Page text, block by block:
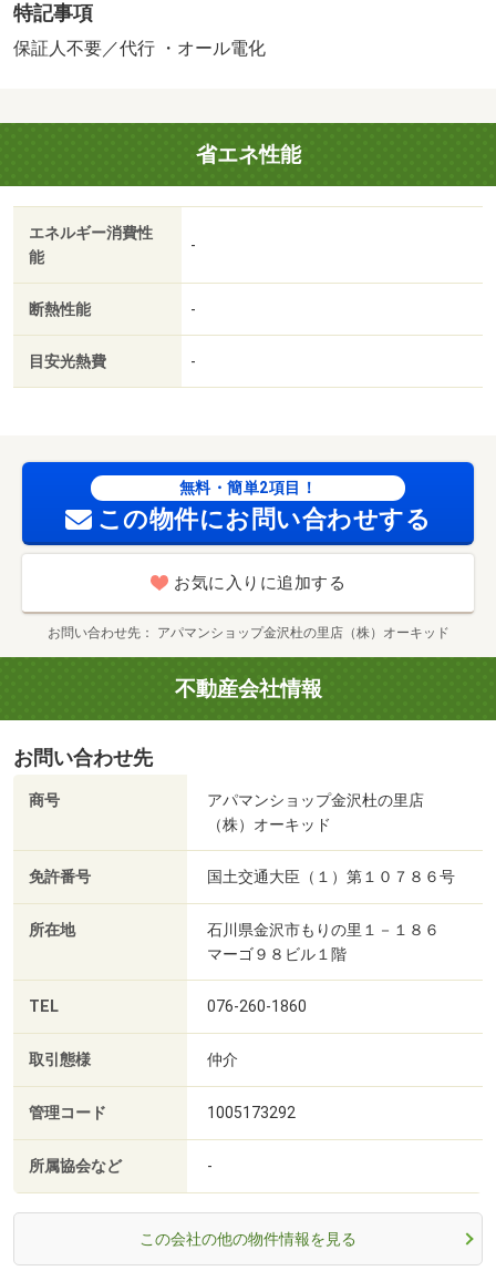
２，０００円がかかります。鍵セット費３，３００円（税
込）が必要となります。 保証会社：ハウスリーブ株式会
内洗濯置／シューズボックス／システムキッチン／追焚機
能浴室／温水洗浄便座／洗面所独立／駐輪場／対面式キッ
チン／防犯カメラ／ＩＨクッキングヒーター／照明付／ウ
ォークインクロゼット／保証人不要／敷金１ヶ月／オール
電化／物置／ネット使用料不要／築２年以内／２４時間換
気システム／複層ガラス／築３年以内／トイレ未使用／築
（その他）まで１０００ｍ／スギ薬局 相木店（ドラッグ
ストア）まで４００ｍ／ホームプラザナフコ松任店（ホー
ムセンター）まで９００ｍ／大阪屋ショップ 松任相木店
店）まで９００ｍ/賃貸戸数:4戸
特記事項
保証人不要／代行 ・オール電化
省エネ性能
エネルギー消費性
能
-
断熱性能 -
目安光熱費 -
無料・簡単2項目！
この物件にお問い合わせする
お気に入りに追加する
お問い合わせ先 アパマンショップ金沢杜の里店（株）オーキッド
不動産会社情報
お問い合わせ先
商号
アパマンショップ金沢杜の里店
（株）オーキッド
免許番号 国土交通大臣（１）第１０７８６号
所在地
石川県金沢市もりの里１－１８６
マーゴ９８ビル１階
TEL 076-260-1860
取引態様 仲介
管理コード 1005173292
所属協会など -
この会社の他の物件情報を見る